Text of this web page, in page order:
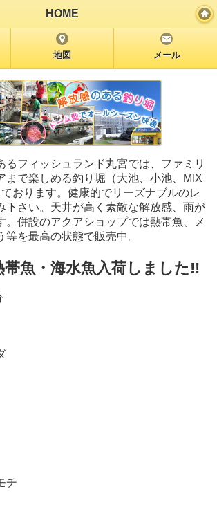
HOME
地図 メール
るフィッシュランド丸宮では、ファミリ
まで楽しめる釣り堀（大池、小池、MIX
おります。健康的でリーズナブルのレ
下さい。天井が高く素敵な解放感、雨が
。併設のアクアショップでは熱帯魚、メ
等を最高の状態で販売中。
帯魚・海水魚入荷しました!!
チ